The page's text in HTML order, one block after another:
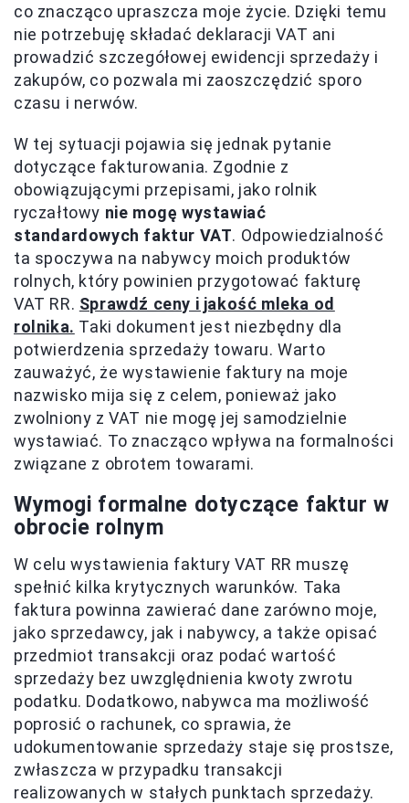
co znacząco upraszcza moje życie. Dzięki temu
nie potrzebuję składać deklaracji VAT ani
prowadzić szczegółowej ewidencji sprzedaży i
zakupów, co pozwala mi zaoszczędzić sporo
czasu i nerwów.
W tej sytuacji pojawia się jednak pytanie
dotyczące fakturowania. Zgodnie z
obowiązującymi przepisami, jako rolnik
ryczałtowy nie mogę wystawiać
standardowych faktur VAT. Odpowiedzialność
ta spoczywa na nabywcy moich produktów
rolnych, który powinien przygotować fakturę
VAT RR. Sprawdź ceny i jakość mleka od
rolnika. Taki dokument jest niezbędny dla
potwierdzenia sprzedaży towaru. Warto
zauważyć, że wystawienie faktury na moje
nazwisko mija się z celem, ponieważ jako
zwolniony z VAT nie mogę jej samodzielnie
wystawiać. To znacząco wpływa na formalności
związane z obrotem towarami.
Wymogi formalne dotyczące faktur w
obrocie rolnym
W celu wystawienia faktury VAT RR muszę
spełnić kilka krytycznych warunków. Taka
faktura powinna zawierać dane zarówno moje,
jako sprzedawcy, jak i nabywcy, a także opisać
przedmiot transakcji oraz podać wartość
sprzedaży bez uwzględnienia kwoty zwrotu
podatku. Dodatkowo, nabywca ma możliwość
poprosić o rachunek, co sprawia, że
udokumentowanie sprzedaży staje się prostsze,
zwłaszcza w przypadku transakcji
realizowanych w stałych punktach sprzedaży.